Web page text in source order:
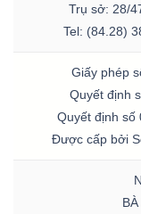
Trụ sở: 28/
Tel: (84.28)
Giấy phép
Quyết định
Quyết định số
Được cấp bởi